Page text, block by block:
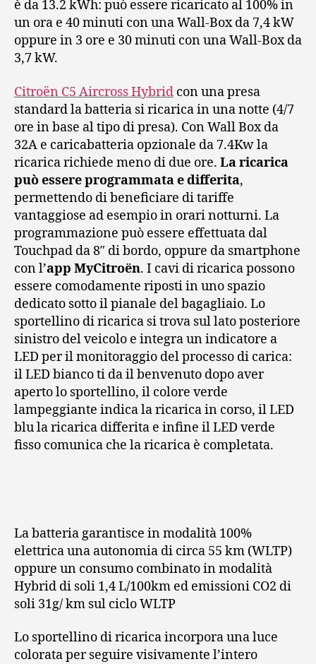
è da 13.2 kWh: può essere ricaricato al 100% in
un ora e 40 minuti con una Wall-Box da 7,4 kW
oppure in 3 ore e 30 minuti con una Wall-Box da
3,7 kW.
Citroën C5 Aircross Hybrid con una presa
standard la batteria si ricarica in una notte (4/7
ore in base al tipo di presa). Con Wall Box da
32A e caricabatteria opzionale da 7.4Kw la
ricarica richiede meno di due ore. La ricarica
può essere programmata e differita,
permettendo di beneficiare di tariffe
vantaggiose ad esempio in orari notturni. La
programmazione può essere effettuata dal
Touchpad da 8″ di bordo, oppure da smartphone
con l’app MyCitroën. I cavi di ricarica possono
essere comodamente riposti in uno spazio
dedicato sotto il pianale del bagagliaio. Lo
sportellino di ricarica si trova sul lato posteriore
sinistro del veicolo e integra un indicatore a
LED per il monitoraggio del processo di carica:
il LED bianco ti da il benvenuto dopo aver
aperto lo sportellino, il colore verde
lampeggiante indica la ricarica in corso, il LED
blu la ricarica differita e infine il LED verde
fisso comunica che la ricarica è completata.
La batteria garantisce in modalità 100%
elettrica una autonomia di circa 55 km (WLTP)
oppure un consumo combinato in modalità
Hybrid di soli 1,4 L/100km ed emissioni CO2 di
soli 31g/ km sul ciclo WLTP
Lo sportellino di ricarica incorpora una luce
colorata per seguire visivamente l’intero